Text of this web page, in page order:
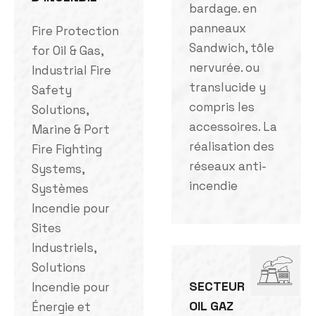
Fire Protection
for Oil & Gas,
Industrial Fire
Safety
Solutions,
Marine & Port
Fire Fighting
Systems,
Systèmes
Incendie pour
Sites
Industriels,
Solutions
Incendie pour
Énergie et
bardage. en
panneaux
Sandwich, tôle
nervurée. ou
translucide y
compris les
accessoires. La
réalisation des
réseaux anti-
incendie
SECTEUR
OIL GAZ